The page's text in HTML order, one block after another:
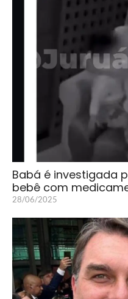
Babá é investigada
bebê com
28/06/2025